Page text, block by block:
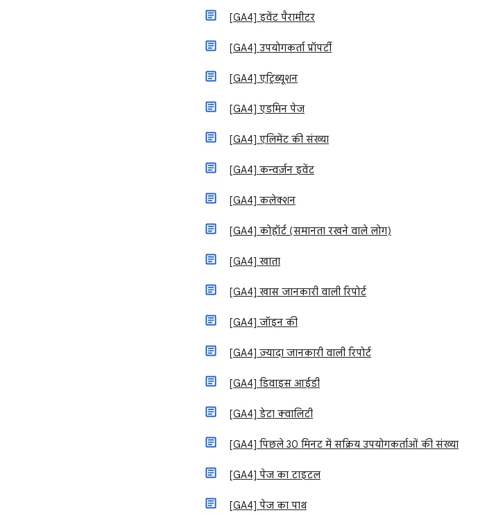
[GA4] इवेंट पैरामीटर
[GA4] उपयोगकर्ता प्रॉपर्टी
[GA4] एट्रिब्यूशन
[GA4] एडमिन पेज
[GA4] एलिमेंट की संख्या
[GA4] कन्वर्ज़न इवेंट
[GA4] कलेक्शन
[GA4] कोहॉर्ट (समानता रखने वाले लोग)
[GA4] खाता
[GA4] खास जानकारी वाली रिपोर्ट
[GA4] जॉइन की
[GA4] ज़्यादा जानकारी वाली रिपोर्ट
[GA4] डिवाइस आईडी
[GA4] डेटा क्वालिटी
[GA4] पिछले 30 मिनट में सक्रिय उपयोगकर्ताओं की संख्या
[GA4] पेज का टाइटल
[GA4] पेज का पाथ